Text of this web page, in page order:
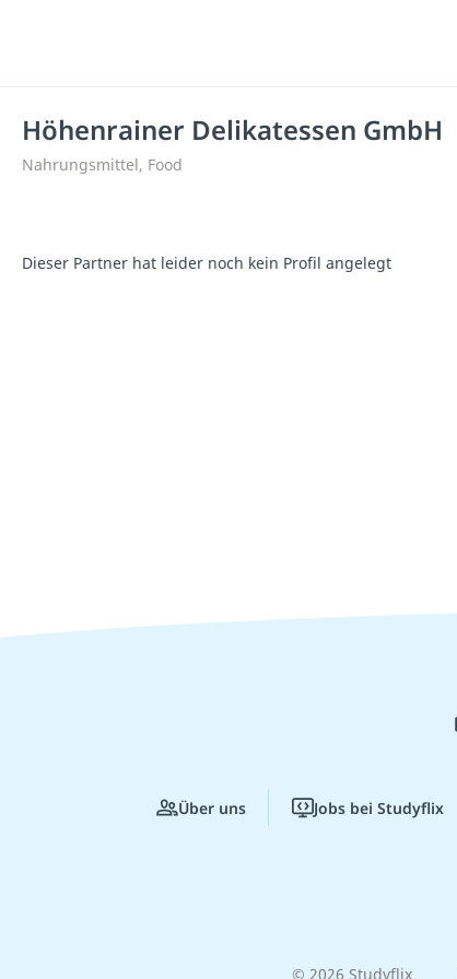
Höhenrainer Delikatessen GmbH
Nahrungsmittel, Food
Dieser Partner hat leider noch kein Profil angelegt
Über uns Jobs bei Studyflix
© 2026 Studyflix